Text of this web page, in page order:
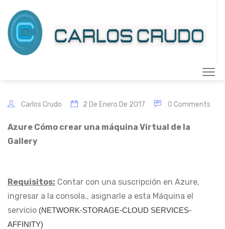
Carlos Crudo 2 De Enero De 2017 0 Comments
Azure Cómo crear una máquina Virtual de la
Gallery
Requisitos: Contar con una suscripción en Azure,
ingresar a la consola., asignarle a esta Máquina el
servicio (NETWORK-STORAGE-CLOUD SERVICES-
AFFINITY)